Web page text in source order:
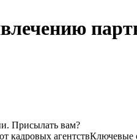
Присылать вам?
кадровых агентствКлючевые